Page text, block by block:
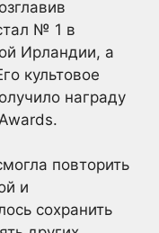
№ 1 в
Ирландии, а
культовое
награду
повторить
и
сохранить